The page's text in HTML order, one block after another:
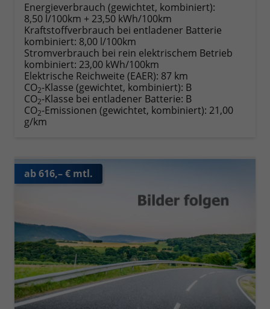
Energieverbrauch (gewichtet, kombiniert):
8,50 l/100km + 23,50 kWh/100km
Kraftstoffverbrauch bei entladener Batterie
kombiniert: 8,00 l/100km
Stromverbrauch bei rein elektrischem Betrieb
kombiniert: 23,00 kWh/100km
Elektrische Reichweite (EAER): 87 km
CO2-Klasse (gewichtet, kombiniert): B
CO2-Klasse bei entladener Batterie: B
CO2-Emissionen (gewichtet, kombiniert): 21,00
g/km
ab 616,– € mtl.